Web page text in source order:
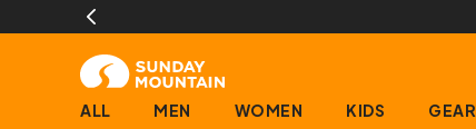
ALL MEN WOMEN KIDS GEAR